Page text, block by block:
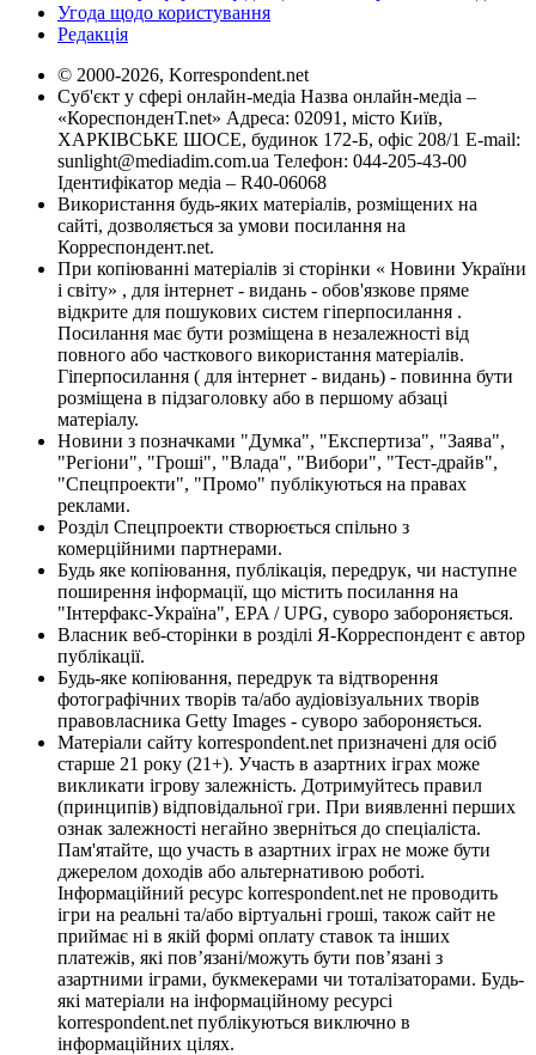
Угода щодо користування
Редакція
© 2000-2026, Korrespondent.net
Суб'єкт у сфері онлайн-медіа Назва онлайн-медіа –
«КореспонденТ.net» Адреса: 02091, місто Київ,
ХАРКІВСЬКЕ ШОСЕ, будинок 172-Б, офіс 208/1 E-mail:
sunlight@mediadim.com.ua Телефон: 044-205-43-00
Ідентифікатор медіа – R40-06068
Використання будь-яких матеріалів, розміщених на
сайті, дозволяється за умови посилання на
Корреспондент.net.
При копіюванні матеріалів зі сторінки « Новини України
і світу» , для інтернет - видань - обов'язкове пряме
відкрите для пошукових систем гіперпосилання .
Посилання має бути розміщена в незалежності від
повного або часткового використання матеріалів.
Гіперпосилання ( для інтернет - видань) - повинна бути
розміщена в підзаголовку або в першому абзаці
матеріалу.
Новини з позначками "Думка", "Експертиза", "Заява",
"Регіони", "Гроші", "Влада", "Вибори", "Тест-драйв",
"Спецпроекти", "Промо" публікуються на правах
реклами.
Розділ Спецпроекти створюється спільно з
комерційними партнерами.
Будь яке копіювання, публікація, передрук, чи наступне
поширення інформації, що містить посилання на
"Інтерфакс-Україна", EPA / UPG, суворо забороняється.
Власник веб-сторінки в розділі Я-Корреспондент є автор
публікації.
Будь-яке копіювання, передрук та відтворення
фотографічних творів та/або аудіовізуальних творів
правовласника Getty Images - суворо забороняється.
Матеріали сайту korrespondent.net призначені для осіб
старше 21 року (21+). Участь в азартних іграх може
викликати ігрову залежність. Дотримуйтесь правил
(принципів) відповідальної гри. При виявленні перших
ознак залежності негайно зверніться до спеціаліста.
Пам'ятайте, що участь в азартних іграх не може бути
джерелом доходів або альтернативою роботі.
Інформаційний ресурс korrespondent.net не проводить
ігри на реальні та/або віртуальні гроші, також сайт не
приймає ні в якій формі оплату ставок та інших
платежів, які пов’язані/можуть бути пов’язані з
азартними іграми, букмекерами чи тоталізаторами. Будь-
які матеріали на інформаційному ресурсі
korrespondent.net публікуються виключно в
інформаційних цілях.